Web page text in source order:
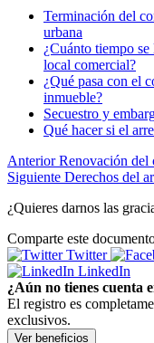
Terminación del
urbana
¿Cuánto tiempo
local comercial?
¿Qué pasa con el
inmueble?
Secuestro y
Qué hacer si el
Anterior Renovación del
Siguiente Derechos del
¿Quieres darnos las
Comparte este
Twitter
LinkedIn
¿Aún no tienes cuenta
El registro es
exclusivos.
Ver beneficios